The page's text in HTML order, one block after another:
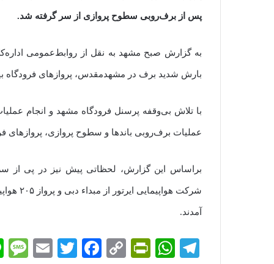
پس از برف‌روبی سطوح پروازی از سر گرفته شد.
به گزارش صبح مشهد به نقل از روابط‌عمومی
بارش شدید برف در مشهدمقدس، پروازهای فرودگاه
عملیات برف‌روبی باندها و سطوح پروازی،
شرکت
آمدند.
Te
W
Pr
C
Fa
T
E